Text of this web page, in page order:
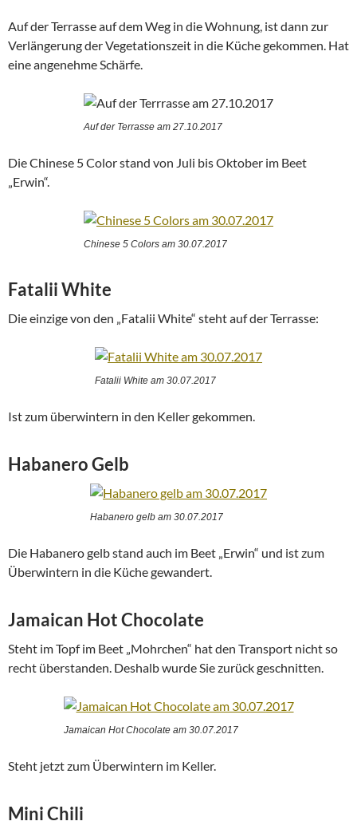
Auf der Terrasse auf dem Weg in die Wohnung, ist dann zur
Verlängerung der Vegetationszeit in die Küche gekommen. Hat
eine angenehme Schärfe.
Auf der Terrasse am 27.10.2017
Die Chinese 5 Color stand von Juli bis Oktober im Beet
„Erwin“.
Chinese 5 Colors am 30.07.2017
Fatalii White
Die einzige von den „Fatalii White“ steht auf der Terrasse:
Fatalii White am 30.07.2017
Ist zum überwintern in den Keller gekommen.
Habanero Gelb
Habanero gelb am 30.07.2017
Die Habanero gelb stand auch im Beet „Erwin“ und ist zum
Überwintern in die Küche gewandert.
Jamaican Hot Chocolate
Steht im Topf im Beet „Mohrchen“ hat den Transport nicht so
recht überstanden. Deshalb wurde Sie zurück geschnitten.
Jamaican Hot Chocolate am 30.07.2017
Steht jetzt zum Überwintern im Keller.
Mini Chili